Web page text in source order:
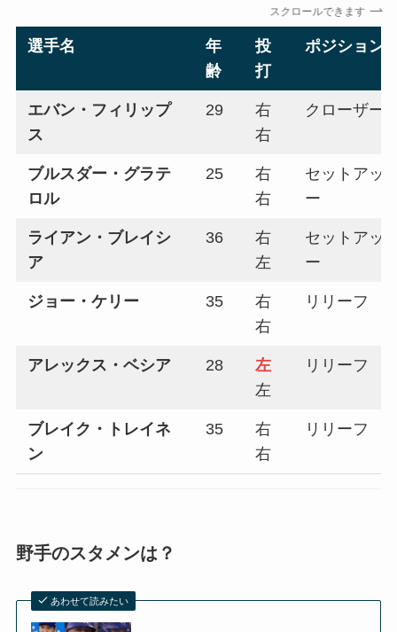
スクロールできます
選手名
年
齢
投
打
ポジション
エバン・フィリップ
ス
29
右
右
クローザー
ブルスダー・グラテ
ロル
25
右
右
セットアッ
ー
ライアン・ブレイシ
ア
36
右
左
セットアッ
ー
ジョー・ケリー 35
右
右
リリーフ
アレックス・ベシア 28
左
左
リリーフ
ブレイク・トレイネ
ン
35
右
右
リリーフ
野手のスタメンは？
あわせて読みたい